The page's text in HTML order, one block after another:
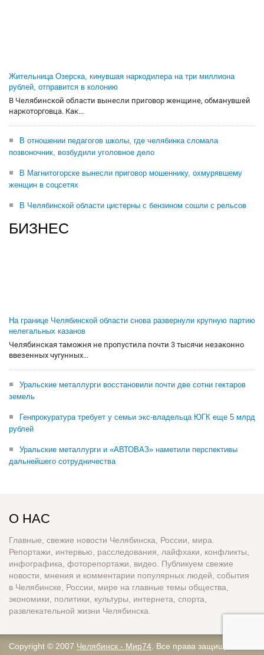
Жительница Озерска, кинувшая наркодилера на три миллиона
рублей, отправится в колонию
В Челябинской области вынесли приговор женщине, обманувшей
наркоторговца. Как...
В отношении педагогов школы, где челябинка сломала
позвоночник, возбудили уголовное дело
В Магнитогорске вынесли приговор мошеннику, охмурявшему
женщин в соцсетях
В Челябинской области цистерны с бензином сошли с рельсов
БИЗНЕС
На границе Челябинской области снова развернули крупную партию
нелегальных казанов
Челябинская таможня не пропустила почти 3 тысячи незаконно
ввезенных чугунных...
Уральские металлурги восстановили почти две сотни гектаров
земель
Генпрокуратура требует у семьи экс-владельца ЮГК еще 5 млрд
рублей
Уральские металлурги и «АВТОВАЗ» наметили перспективы
дальнейшего сотрудничества
О НАС
Главные, свежие новости Челябинска, России, мира.
Репортажи, интервью, расследования, лайфхаки, конфликты,
инфографика, фоторепортажи, видео. Публикуем свежие
новости, мнения и комментарии популярных людей, события
в Челябинске, России, мире на главные темы общества,
экономики, политики, культуры, интернета, спорта,
развлекательной жизни Челябинска.
Copyright © 2007 Челябинск - Мир74 . Все права защищены.